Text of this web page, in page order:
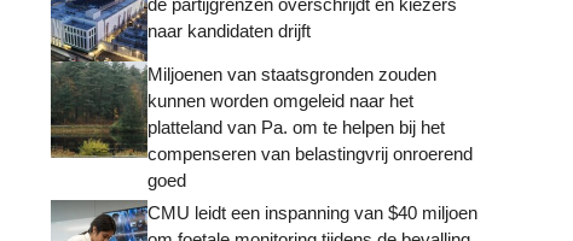
naar kandidaten drijft
Miljoenen van staatsgronden zouden
kunnen worden omgeleid naar het
platteland van Pa. om te helpen bij het
compenseren van belastingvrij onroerend
goed
CMU leidt een inspanning van $40 miljoen